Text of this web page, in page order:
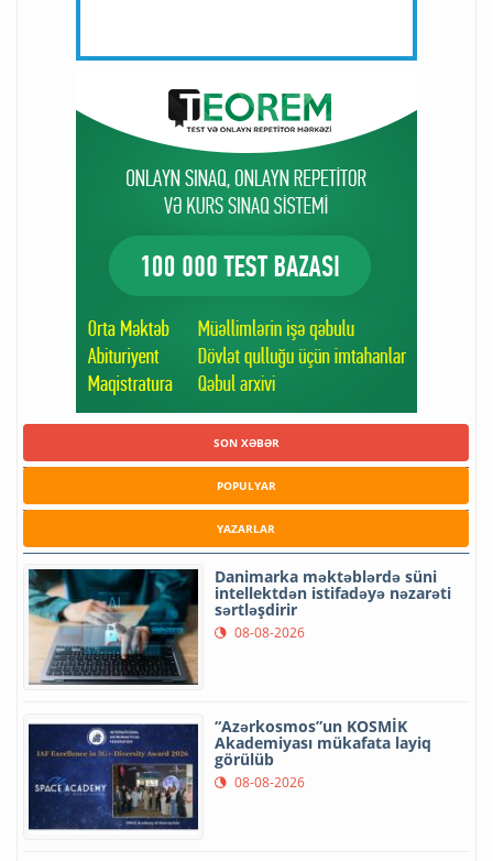
SON XƏBƏR
POPULYAR
YAZARLAR
Danimarka məktəblərdə süni
intellektdən istifadəyə nəzarəti
sərtləşdirir
08-08-2026
“Azərkosmos”un KOSMİK
Akademiyası mükafata layiq
görülüb
08-08-2026